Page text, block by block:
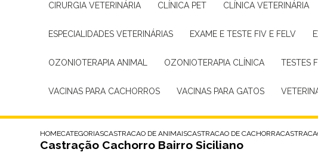
CIRURGIA VETERINÁRIA CLÍNICA PET CLÍNICA VETERINÁRIA
ESPECIALIDADES VETERINÁRIAS EXAME E TESTE FIV E FELV
OZONIOTERAPIA ANIMAL OZONIOTERAPIA CLÍNICA TESTES
VACINAS PARA CACHORROS VACINAS PARA GATOS
HOMECATEGORIASCASTRACAO DE ANIMAISCASTRACAO DE CACHORRA
Castração Cachorro Bairro Siciliano